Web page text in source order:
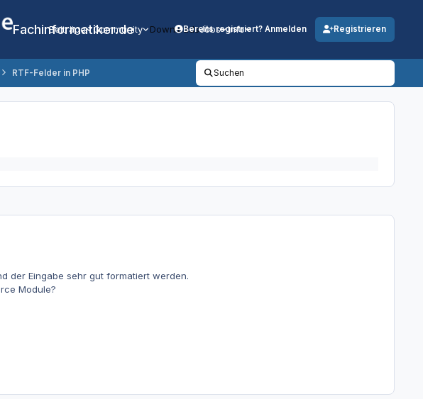
Fachinformatiker.de
Beiträge Community DownloadsJobs Info
Bereits registriert? Anmelden Registrieren
RTF-Felder in PHP Suchen
der Eingabe sehr gut formatiert werden.
Module?